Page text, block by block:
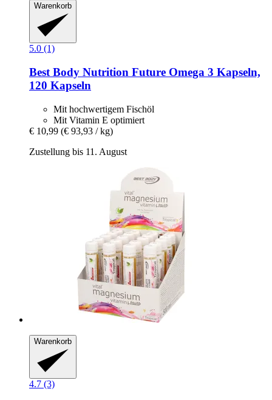
Warenkorb
5.0 (1)
Best Body Nutrition Future Omega 3 Kapseln,
120 Kapseln
Mit hochwertigem Fischöl
Mit Vitamin E optimiert
€ 10,99 (€ 93,93 / kg)
Zustellung bis 11. August
Warenkorb
4.7 (3)